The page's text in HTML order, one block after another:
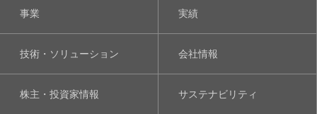
事業 実績
技術・ソリューション 会社情報
株主・投資家情報 サステナビリティ